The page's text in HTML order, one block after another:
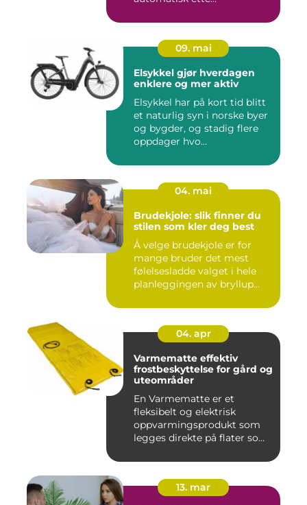
09. mai
Elsykkel gjør hverdagen
enklere og mer aktiv
Elsykkel har på kort tid blitt
et naturlig syn i norske byer
og bygder, og stadig flere
oppdager hvo...
04. mai
Brudekjole: slik finner du
stilen som kler deg best
Å velge brudekjole er for
mange bruder det mest
følelsesladde valget i hele
planleggingen av bryllup...
04. apr
Varmematte effektiv
frostbeskyttelse for gård og
uteområder
En Varmematte er et
fleksibelt og elektrisk
oppvarmingsprodukt som
legges direkte på flater som
13. mar